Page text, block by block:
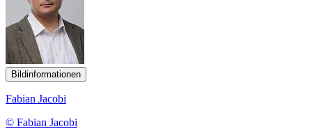
Bildinformationen
Fabian Jacobi
© Fabian Jacobi